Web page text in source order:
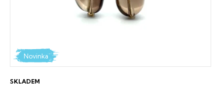
d
u
Novinka
SKLADEM